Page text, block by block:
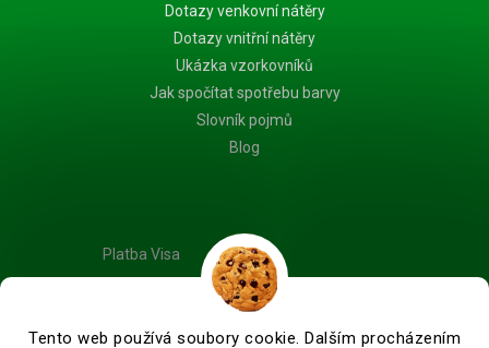
Tento web používá soubory cookie. Dalším procházením
Dotazy venkovní nátěry
Dotazy vnitřní nátěry
Ukázka vzorkovníků
Jak spočítat spotřebu barvy
Slovník pojmů
Blog
Platba Visa